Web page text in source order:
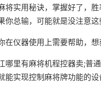
将实用秘诀，掌握好了，
你总输，可能就是没注意这
在仪器使用上需要帮助，
哪里有麻将机程控器卖;普
能实现控制麻将牌功能的设